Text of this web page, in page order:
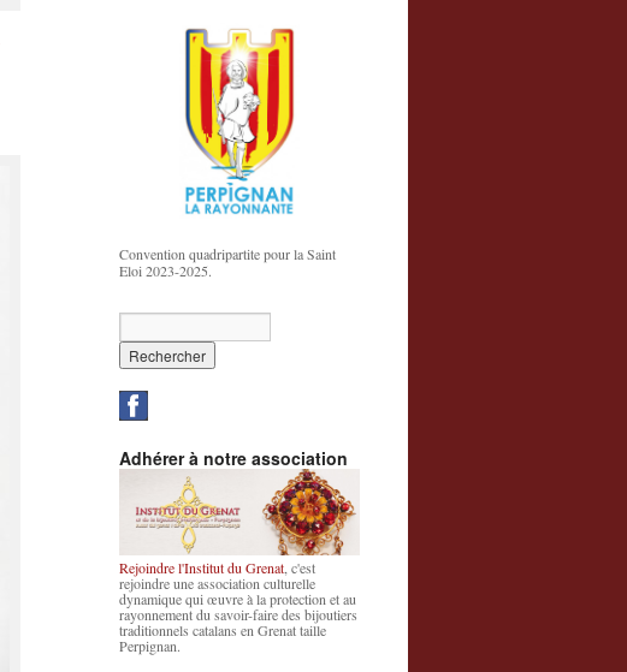
Convention quadripartite pour la Saint
Eloi 2023-2025.
Adhérer à notre association
Rejoindre l'Institut du Grenat , c'est
rejoindre une association culturelle
dynamique qui œuvre à la protection et au
rayonnement du savoir-faire des bijoutiers
traditionnels catalans en Grenat taille
Perpignan.